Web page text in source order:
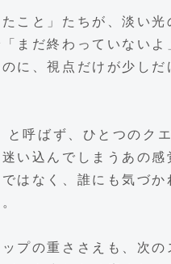
こと」たちが、淡い
まだ終わっていない
に、視点だけが少し
呼ばず、ひとつのク
い込んでしまうあの
はなく、誰にも気づ
プの重ささえも、次